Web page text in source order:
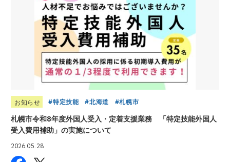
お知らせ 特定技能 北海道 札幌市
札幌市令和8年度外国人受入・定着支援業務 「特定技能外国人
受入費用補助」の実施について
2026.05.28